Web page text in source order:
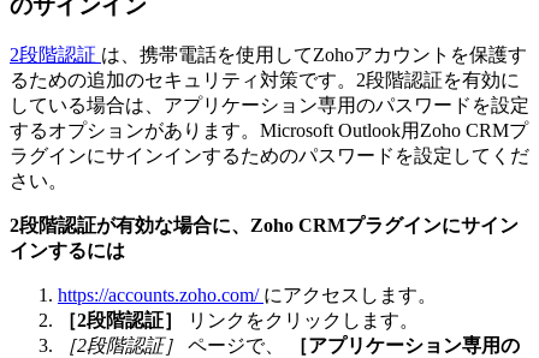
のサインイン
2段階認証 は、携帯電話を使用してZohoアカウントを保護す
るための追加のセキュリティ対策です。2段階認証を有効に
している場合は、アプリケーション専用のパスワードを設定
するオプションがあります。Microsoft Outlook用Zoho CRMプ
ラグインにサインインするためのパスワードを設定してくだ
さい。
2段階認証が有効な場合に、Zoho CRMプラグインにサイン
インするには
https://accounts.zoho.com/ にアクセスします。
［2段階認証］
リンクをクリックします。
［2段階認証］ ページで、
［アプリケーション専用の